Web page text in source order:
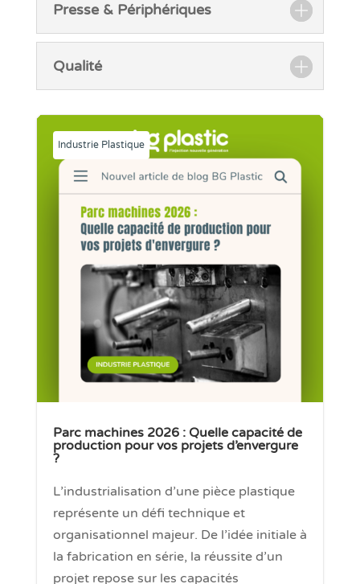
Presse & Périphériques
Qualité
Industrie Plastique
Parc machines 2026 : Quelle capacité de
production pour vos projets d’envergure
?
L’industrialisation d’une pièce plastique
représente un défi technique et
organisationnel majeur. De l’idée initiale à
la fabrication en série, la réussite d’un
projet repose sur les capacités